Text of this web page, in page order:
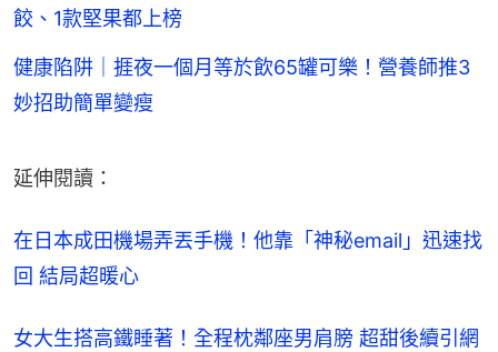
餃、1款堅果都上榜
健康陷阱｜捱夜一個月等於飲65罐可樂！營養師推3
妙招助簡單變瘦
延伸閱讀：
在日本成田機場弄丟手機！他靠「神秘email」迅速找
回 結局超暖心
女大生搭高鐵睡著！全程枕鄰座男肩膀 超甜後續引網